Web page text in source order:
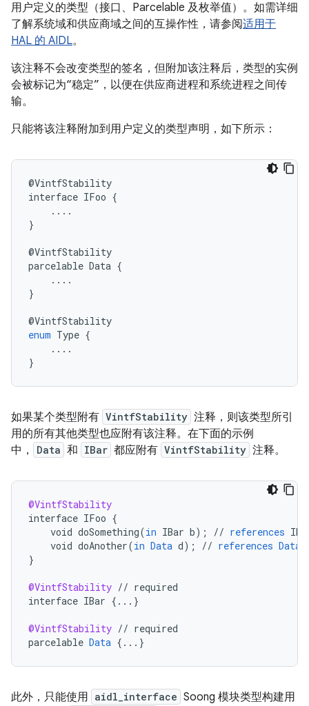
用户定义的类型（接口、Parcelable 及枚举值）。如需详细
了解系统域和供应商域之间的互操作性，请参阅适用于
HAL 的 AIDL。
该注释不会改变类型的签名，但附加该注释后，类型的实例
会被标记为“稳定”，以便在供应商进程和系统进程之间传
输。
只能将该注释附加到用户定义的类型声明，如下所示：
@VintfStability
interface IFoo {
....
}
@VintfStability
parcelable Data {
....
}
@VintfStability
enum Type {
....
}
如果某个类型附有 VintfStability 注释，则该类型所引
用的所有其他类型也应附有该注释。在下面的示例
中，
Data 和 IBar 都应附有 VintfStability 注释。
@VintfStability
interface IFoo {
void doSomething(in IBar b); // references
void doAnother(in Data d); // references Data
}
@VintfStability // required
interface IBar { ... }
@VintfStability // required
parcelable Data { ... }
此外，只能使用 aidl_interface Soong 模块类型构建用